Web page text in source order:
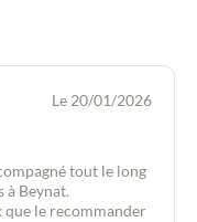
Le 20/01/2026
tout le long
à Beynat.
que le recommander